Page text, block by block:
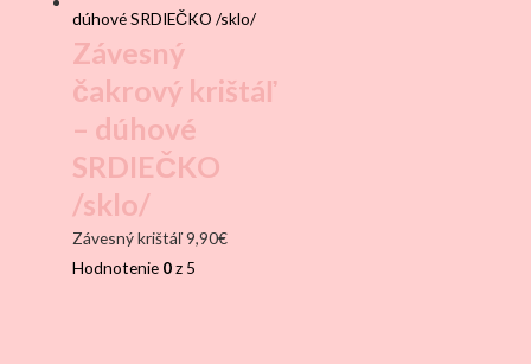
Závesný
čakrový krištáľ
– dúhové
SRDIEČKO
/sklo/
Závesný krištáľ9,90€
Hodnotenie 0z 5